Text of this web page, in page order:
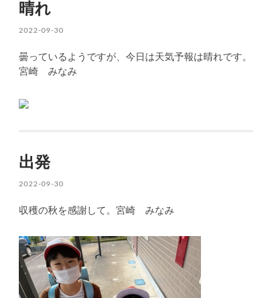
晴れ
2022-09-30
曇っているようですが、今日は天気予報は晴れです。
宮崎 みなみ
出発
2022-09-30
収穫の秋を感謝して。宮崎 みなみ